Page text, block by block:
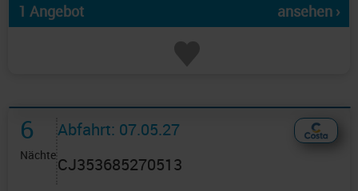
1 Angebot ansehen ›
6
Nächte
Abfahrt: 07.05.27
CJ353685270513